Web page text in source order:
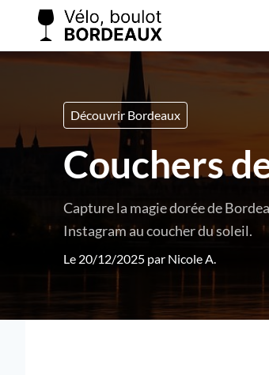
Découvrir Bordeaux
Couchers
Capture la magie dorée de
Instagram au coucher du soleil.
Le 20/12/2025 par Nicole A.